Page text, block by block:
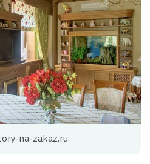
na-zakaz.ru